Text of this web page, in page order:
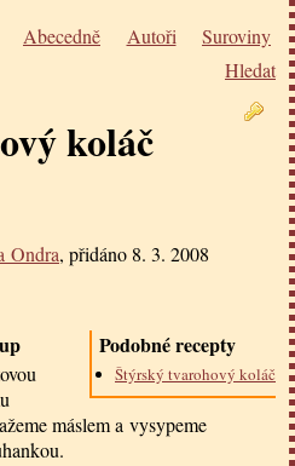
Abecedně Autoři
Suroviny
Hledat
koláč
Ondra, přidáno 8. 3. 2008
Podobné recepty
Štýrský tvarohový koláč
máslem a vysypeme